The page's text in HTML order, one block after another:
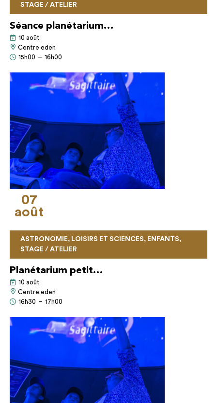
STAGE / ATELIER
Séance planétarium…
10 août
Centre eden
15h00 – 16h00
ASTRONOMIE, LOISIRS ET SCIENCES, ENFANTS,
STAGE / ATELIER
Planétarium petit…
10 août
Centre eden
16h30 – 17h00
07
août